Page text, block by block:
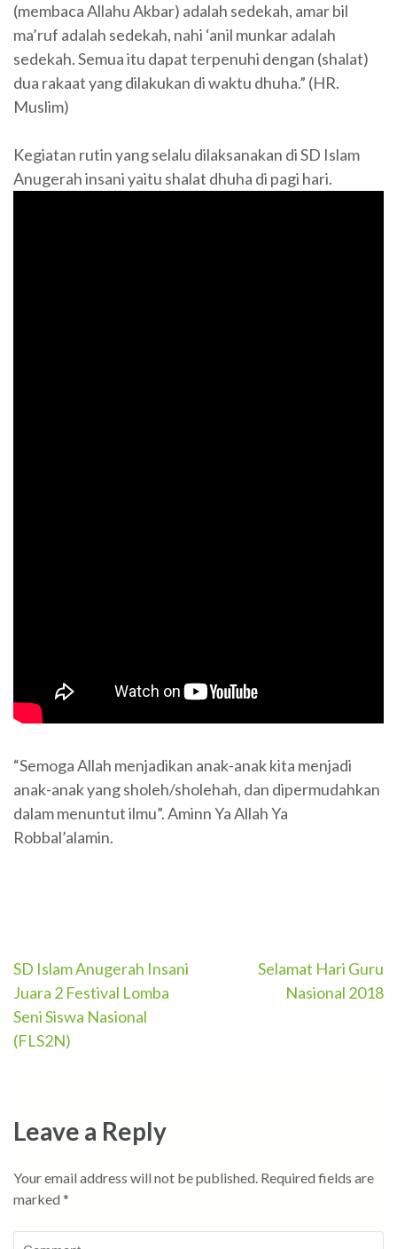
(membaca Allahu Akbar) adalah sedekah, amar bil
ma’ruf adalah sedekah, nahi ‘anil munkar adalah
sedekah. Semua itu dapat terpenuhi dengan (shalat)
dua rakaat yang dilakukan di waktu dhuha.” (HR.
Muslim)
Kegiatan rutin yang selalu dilaksanakan di SD Islam
Anugerah insani yaitu shalat dhuha di pagi hari.
“Semoga Allah menjadikan anak-anak kita menjadi
anak-anak yang sholeh/sholehah, dan dipermudahkan
dalam menuntut ilmu”. Aminn Ya Allah Ya
Robbal’alamin.
Post
navigation
SD Islam Anugerah Insani
Juara 2 Festival Lomba
Seni Siswa Nasional
(FLS2N)
Selamat Hari Guru
Nasional 2018
Leave a Reply
Your email address will not be published. Required fields are
marked *